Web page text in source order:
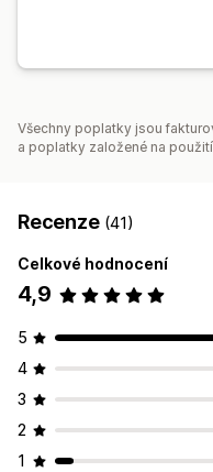
Všechny poplatky jsou
a poplatky založené na
Recenze (41)
Celkové hodnocení
4,9
5
4
3
2
1